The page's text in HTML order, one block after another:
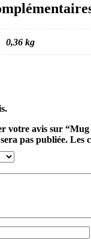
0,36 kg
votre avis sur
pas publiée. Les